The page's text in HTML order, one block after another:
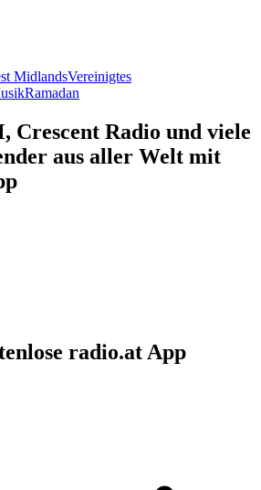
MidlandsVereinigtes
Ramadan
Crescent Radio und viele
aus aller Welt mit
radio.at App